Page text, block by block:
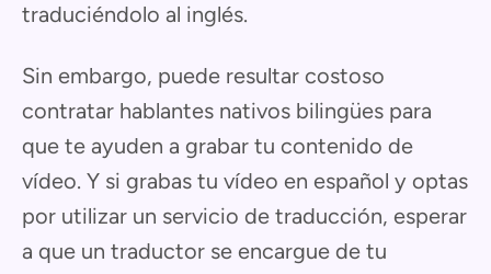
traduciéndolo al inglés.
Sin embargo, puede resultar costoso
contratar hablantes nativos bilingües para
que te ayuden a grabar tu contenido de
vídeo. Y si grabas tu vídeo en español y optas
por utilizar un servicio de traducción, esperar
a que un traductor se encargue de tu